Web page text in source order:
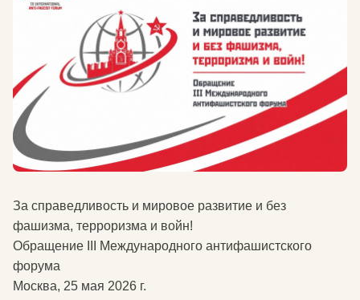
За справедливость и мировое развитие и без
фашизма, терроризма и войн!
Обращение III Международного антифашистского
форума
Москва, 25 мая 2026 г.